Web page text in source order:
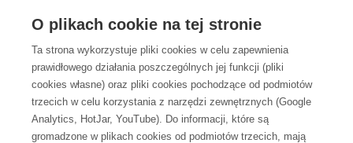
O plikach cookie na tej stronie
Ta strona wykorzystuje pliki cookies w celu zapewnienia
prawidłowego działania poszczególnych jej funkcji (pliki
cookies własne) oraz pliki cookies pochodzące od podmiotów
trzecich w celu korzystania z narzędzi zewnętrznych (Google
Analytics, HotJar, YouTube). Do informacji, które są
gromadzone w plikach cookies od podmiotów trzecich, mają
OBSŁUGA KLIENTA
KONTAKT